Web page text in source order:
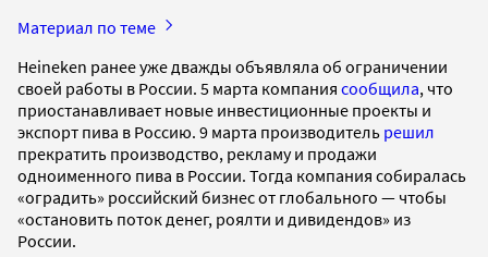
Материал по теме
Heineken ранее уже дважды объявляла об ограничении
своей работы в России. 5 марта компания сообщила, что
приостанавливает новые инвестиционные проекты и
экспорт пива в Россию. 9 марта производитель решил
прекратить производство, рекламу и продажи
одноименного пива в России. Тогда компания собиралась
«оградить» российский бизнес от глобального — чтобы
«остановить поток денег, роялти и дивидендов» из
России.